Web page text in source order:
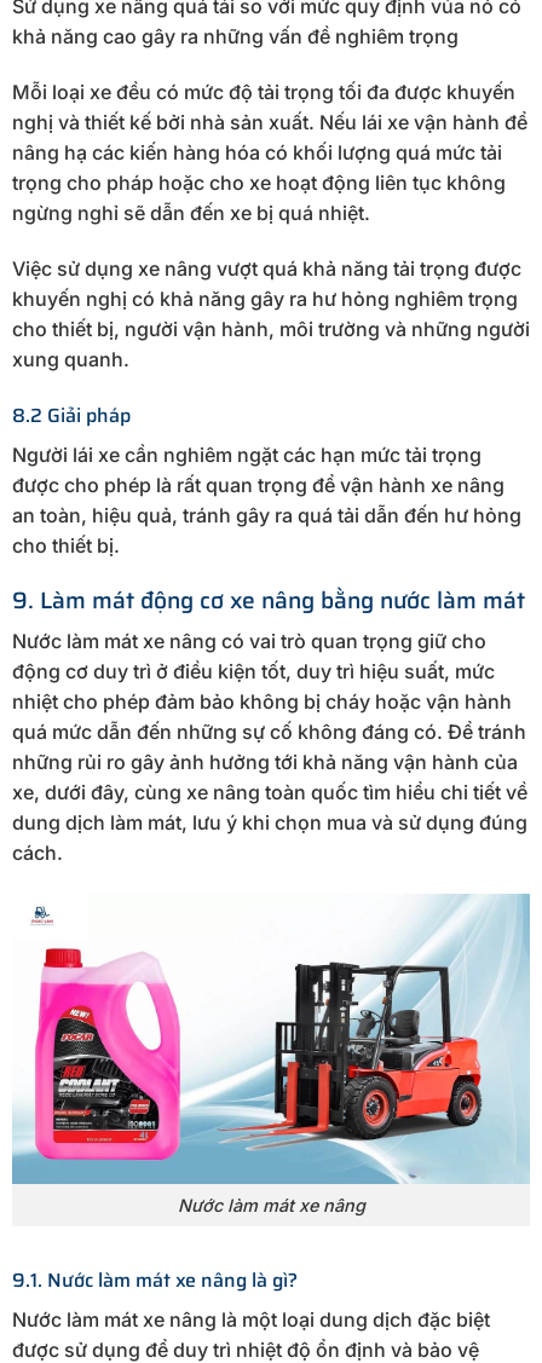
Sử dụng xe nâng quá tải so với mức quy định vủa nó có
khả năng cao gây ra những vấn đề nghiêm trọng
Mỗi loại xe đều có mức độ tải trọng tối đa được khuyến
nghị và thiết kế bởi nhà sản xuất. Nếu lái xe vận hành để
nâng hạ các kiến hàng hóa có khối lượng quá mức tải
trọng cho pháp hoặc cho xe hoạt động liên tục không
ngừng nghỉ sẽ dẫn đến xe bị quá nhiệt.
Việc sử dụng xe nâng vượt quá khả năng tải trọng được
khuyến nghị có khả năng gây ra hư hỏng nghiêm trọng
cho thiết bị, người vận hành, môi trường và những người
xung quanh.
8.2 Giải pháp
Người lái xe cần nghiêm ngặt các hạn mức tải trọng
được cho phép là rất quan trọng để vận hành xe nâng
an toàn, hiệu quả, tránh gây ra quá tải dẫn đến hư hỏng
cho thiết bị.
9. Làm mát động cơ xe nâng bằng nước làm mát
Nước làm mát xe nâng có vai trò quan trọng giữ cho
động cơ duy trì ở điều kiện tốt, duy trì hiệu suất, mức
nhiệt cho phép đảm bảo không bị cháy hoặc vận hành
quá mức dẫn đến những sự cố không đáng có. Để tránh
những rủi ro gây ảnh hưởng tới khả năng vận hành của
xe, dưới đây, cùng xe nâng toàn quốc tìm hiểu chi tiết về
dung dịch làm mát, lưu ý khi chọn mua và sử dụng đúng
cách.
Nước làm mát xe nâng
9.1. Nước làm mát xe nâng là gì?
Nước làm mát xe nâng là một loại dung dịch đặc biệt
được sử dụng để duy trì nhiệt độ ổn định và bảo vệ